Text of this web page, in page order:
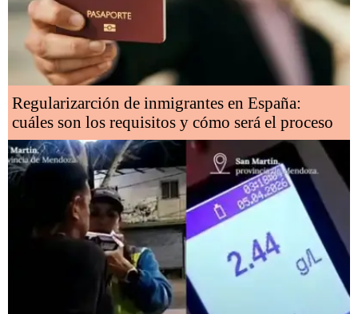
Regularizarción de inmigrantes en España:
cuáles son los requisitos y cómo será el proceso